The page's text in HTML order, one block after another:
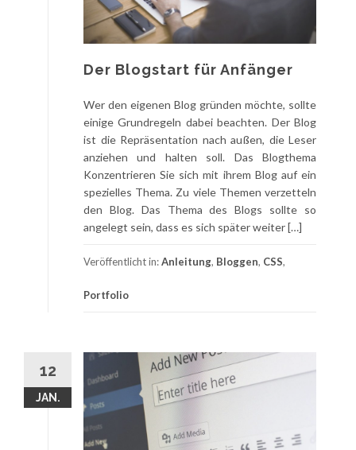
Der Blogstart für Anfänger
Wer den eigenen Blog gründen möchte, sollte
einige Grundregeln dabei beachten. Der Blog
ist die Repräsentation nach außen, die Leser
anziehen und halten soll. Das Blogthema
Konzentrieren Sie sich mit ihrem Blog auf ein
spezielles Thema. Zu viele Themen verzetteln
den Blog. Das Thema des Blogs sollte so
angelegt sein, dass es sich später weiter […]
Veröffentlicht in:Anleitung, Bloggen, CSS,
Portfolio
12
JAN.